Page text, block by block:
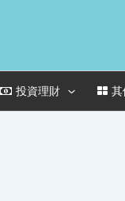
投資理財 其